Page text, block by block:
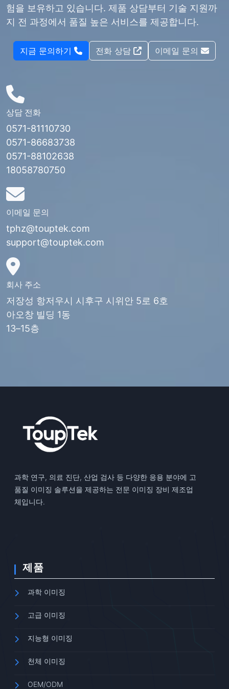
험을 보유하고 있습니다. 제품 상담부터 기술 지원까
지 전 과정에서 품질 높은 서비스를 제공합니다.
지금 문의하기 전화 상담 이메일 문의
상담 전화
0571-81110730
0571-86683738
0571-88102638
18058780750
이메일 문의
tphz@touptek.com
support@touptek.com
회사 주소
저장성 항저우시 시후구 시위안 5로 6호
아오창 빌딩 1동
13–15층
과학 연구, 의료 진단, 산업 검사 등 다양한 응용 분야에 고
품질 이미징 솔루션을 제공하는 전문 이미징 장비 제조업
체입니다.
제품
과학 이미징
고급 이미징
지능형 이미징
천체 이미징
OEM/ODM